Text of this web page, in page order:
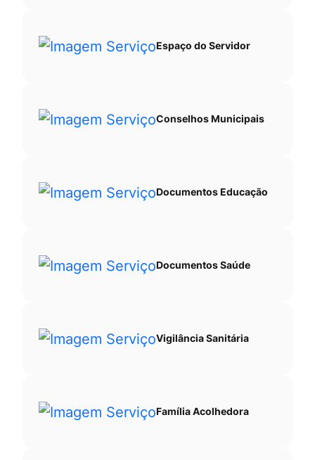
Espaço do Servidor
Conselhos Municipais
Documentos Educação
Documentos Saúde
Vigilância Sanitária
Família Acolhedora